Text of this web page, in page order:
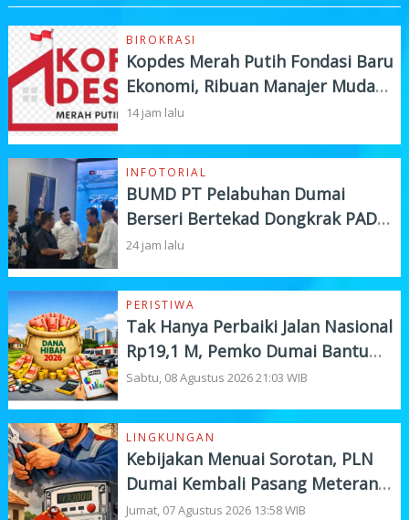
BIROKRASI
Kopdes Merah Putih Fondasi Baru
Ekonomi, Ribuan Manajer Muda
Siap Turun Lapangan
14 jam lalu
INFOTORIAL
BUMD PT Pelabuhan Dumai
Berseri Bertekad Dongkrak PAD
dan Investasi
24 jam lalu
PERISTIWA
Tak Hanya Perbaiki Jalan Nasional
Rp19,1 M, Pemko Dumai Bantu
Instansi Vertikal Rp4,5 M
Sabtu, 08 Agustus 2026 21:03 WIB
LINGKUNGAN
Kebijakan Menuai Sorotan, PLN
Dumai Kembali Pasang Meteran
Listrik Pelanggan
Jumat, 07 Agustus 2026 13:58 WIB